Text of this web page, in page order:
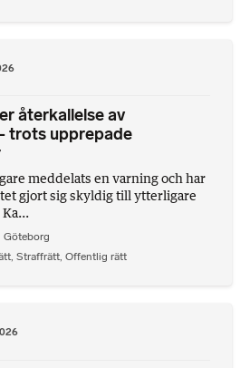
återkallelse av
trots upprepade
meddelats en varning och har
gjort sig skyldig till ytterligare
Göteborg
, Straffrätt, Offentlig rätt